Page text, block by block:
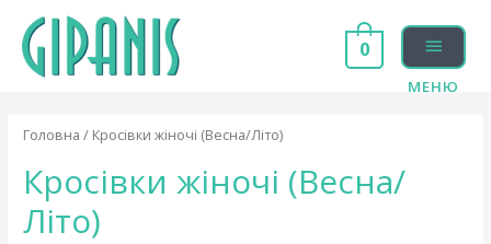
МЕНЮ
0
Головна / Кросівки жіночі (Весна/Літо)
Кросівки жіночі (Весна/
Літо)